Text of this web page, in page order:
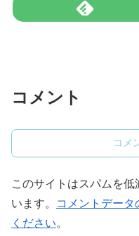
コメント
コメ
このサイトはスパムを
います。
コメントデー
ください。